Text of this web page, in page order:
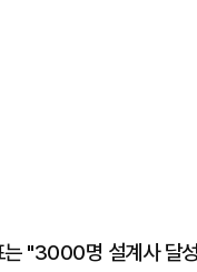
"3000명 설계사 달